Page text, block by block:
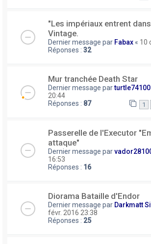
"Les impériaux entrent
Vintage.
Dernier message par Fabax « 10
Réponses : 32
Mur tranchée Death Star
Dernier message parturtle74100
20:44
Réponses : 87 1
Passerelle de l'Executor
attaque"
Dernier message par
16:53
Réponses : 16
Diorama Bataille d'Endor
Dernier message par Darkmatt
févr. 2016 23:38
Réponses : 25